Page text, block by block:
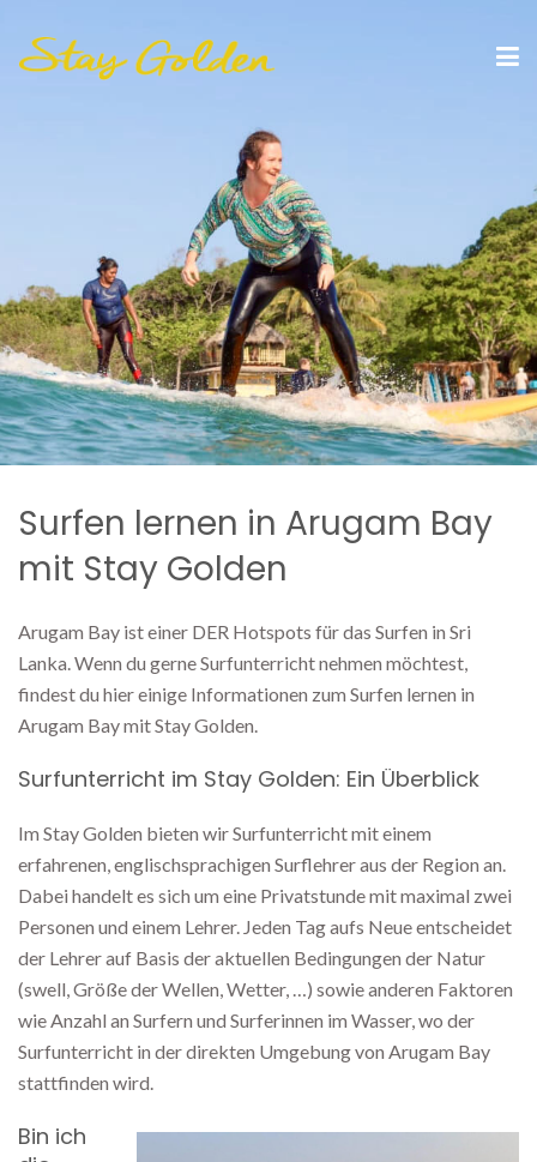
Surfen lernen in Arugam Bay
mit Stay Golden
Arugam Bay ist einer DER Hotspots für das Surfen in Sri
Lanka. Wenn du gerne Surfunterricht nehmen möchtest,
findest du hier einige Informationen zum Surfen lernen in
Arugam Bay mit Stay Golden.
Surfunterricht im Stay Golden: Ein Überblick
Im Stay Golden bieten wir Surfunterricht mit einem
erfahrenen, englischsprachigen Surflehrer aus der Region an.
Dabei handelt es sich um eine Privatstunde mit maximal zwei
Personen und einem Lehrer. Jeden Tag aufs Neue entscheidet
der Lehrer auf Basis der aktuellen Bedingungen der Natur
(swell, Größe der Wellen, Wetter, …) sowie anderen Faktoren
wie Anzahl an Surfern und Surferinnen im Wasser, wo der
Surfunterricht in der direkten Umgebung von Arugam Bay
stattfinden wird.
Bin ich